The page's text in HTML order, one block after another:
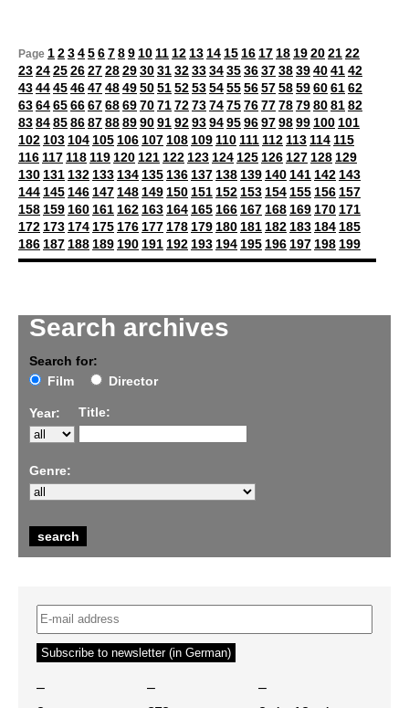
Search archives
Search for:
Film
Director
Year: Title:
Genre:
Page 123456789 10 11 12 13 14 15 16 17 18 19202122
2324252627282930313233343536373839404142
4344454647484950515253545556575859606162
6364656667686970717273747576777879808182
8384858687888990919293949596979899 100 101
102 103 104 105 106 107 108 109 110 111 112 113 114 115
116 117 118 119 120 121 122 123 124 125 126 127 128 129
130 131 132 133 134 135 136 137 138 139 140 141 142 143
144 145 146 147 148 149 150 151 152 153 154 155 156 157
158 159 160 161 162 163 164 165 166 167 168 169 170 171
172 173 174 175 176 177 178 179 180 181 182 183 184 185
186 187 188 189 190 191 192 193 194 195 196 197 198 199
– – –